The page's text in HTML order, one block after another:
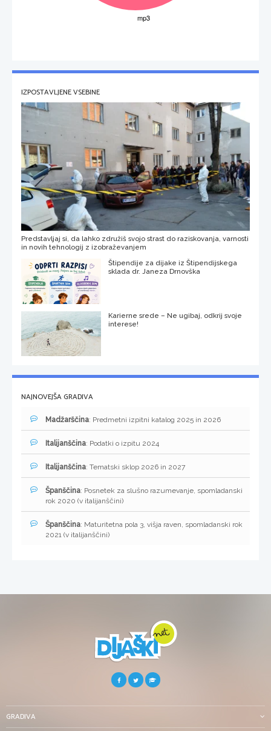
IZPOSTAVLJENE VSEBINE
Predstavljaj si, da lahko združiš svojo strast do raziskovanja, varnosti
in novih tehnologij z izobraževanjem
Štipendije za dijake iz Štipendijskega
sklada dr. Janeza Drnovška
Karierne srede – Ne ugibaj, odkrij svoje
interese!
NAJNOVEJŠA GRADIVA
Madžarščina: Predmetni izpitni katalog 2025 in 2026
Italijanščina: Podatki o izpitu 2024
Italijanščina: Tematski sklop 2026 in 2027
Španščina: Posnetek za slušno razumevanje, spomladanski
rok 2020 (v italijanščini)
Španščina: Maturitetna pola 3, višja raven, spomladanski rok
2021 (v italijanščini)
GRADIVA